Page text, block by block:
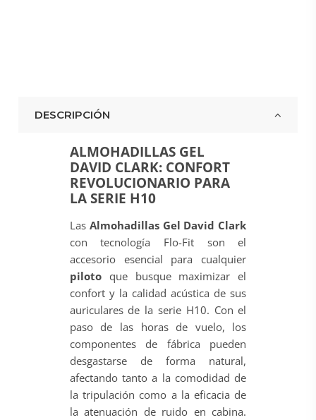
DESCRIPCIÓN
ALMOHADILLAS GEL
DAVID CLARK: CONFORT
REVOLUCIONARIO PARA
LA SERIE H10
Las Almohadillas Gel David Clark
con tecnología Flo-Fit son el
accesorio esencial para cualquier
pilotoque busque maximizar el
confort y la calidad acústica de sus
auriculares de la serie H10. Con el
paso de las horas de vuelo, los
componentes de fábrica pueden
desgastarse de forma natural,
afectando tanto a la comodidad de
la tripulación como a la eficacia de
la atenuación de ruido en cabina.